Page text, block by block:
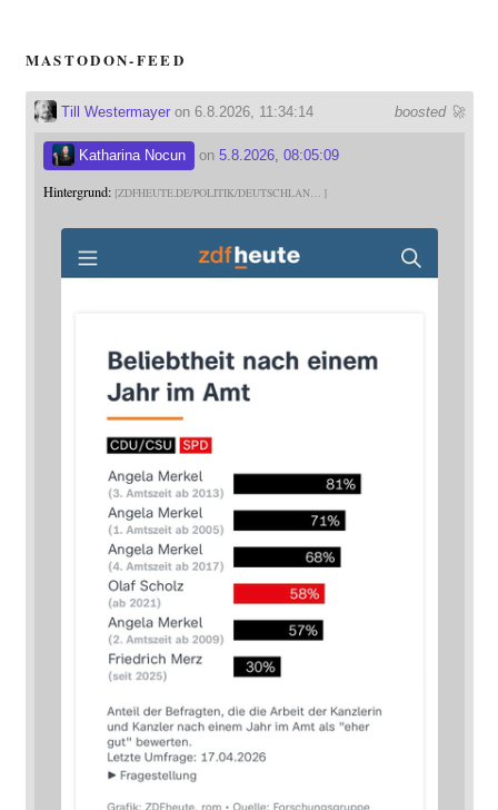
MASTODON-FEED
boosted 🚀
Till Westermayeron 6.8.2026, 11:34:14
Katharina Nocun on 5.8.2026, 08:05:09
Hintergrund: ZDFHEUTE.DE/POLITIK/DEUTSCHLAN